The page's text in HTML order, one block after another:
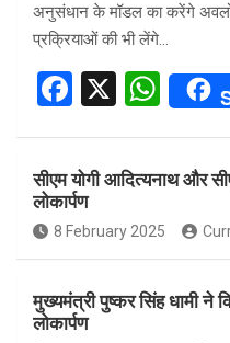
अनुसंधान के मॉडल का करेंगे
प्रक्रियाओं की भी लेंगे…
F
ce
b
o
o
k
X
W
s
A
p
p
सीएम योगी आदित्यनाथ और
लोकार्पण
8 February 2025
मुख्यमंत्री पुष्कर सिंह धामी ने
लोकार्पण